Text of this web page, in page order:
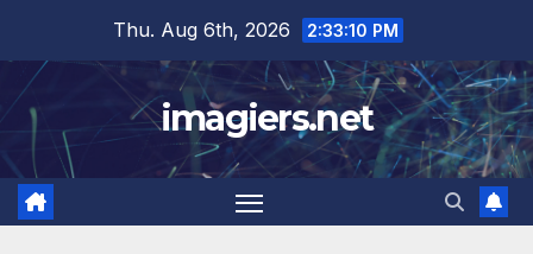
content
Thu. Aug 6th, 2026 2:33:11 PM
imagiers.net